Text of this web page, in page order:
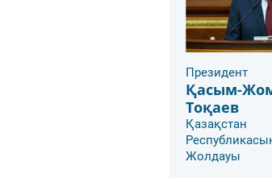
Президент
Қасым-
Тоқаев
Қазақстан
Жолдауы